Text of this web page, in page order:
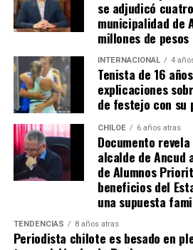
en pos de que cada kilómetro
que una llegada a Santiago, un
Actualmente, Gómez se encuentra
realizando trámites y
distintos medios de comunicación.
una fecha exacta para su viaje a
se administra el medicamento,
realizarlo «a mediados de junio».
Cabe destacar que, pese a que se
por ende, la meta se cumplió,
redes sociales, eventos a beneficios
se adjudicó
municipalidad de
millones de pesos
INTERNACIONAL 4
Tenista de 16
explicaciones
de festejo con su
CHILOE 6 años atras
Documento
alcalde de Ancud
de Alumnos
beneficios del
una supuesta
TENDENCIAS 8 años atras
Periodista chilote es besado en